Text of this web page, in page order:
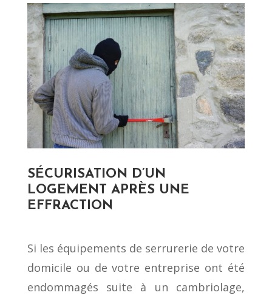
SÉCURISATION D’UN
LOGEMENT APRÈS UNE
EFFRACTION
Si les équipements de serrurerie de votre
domicile ou de votre entreprise ont été
endommagés suite à un cambriolage,